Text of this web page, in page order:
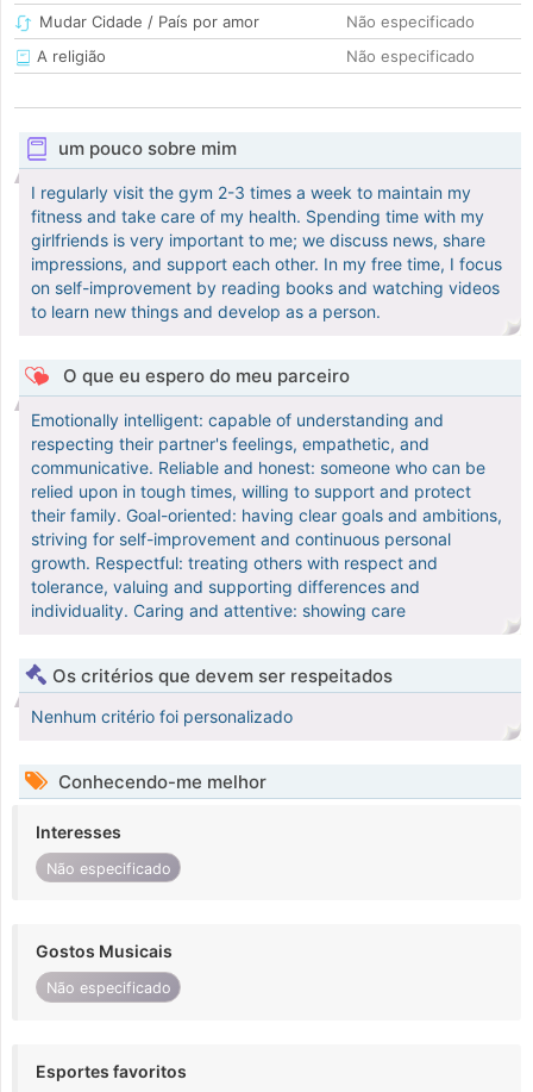
Mudar Cidade / País por amor
Não especificado
A religião
Não especificado
um pouco sobre mim
I regularly visit the gym 2-3 times a week to maintain my
fitness and take care of my health. Spending time with my
girlfriends is very important to me; we discuss news, share
impressions, and support each other. In my free time, I focus
on self-improvement by reading books and watching videos
to learn new things and develop as a person.
O que eu espero do meu parceiro
Emotionally intelligent: capable of understanding and
respecting their partner's feelings, empathetic, and
communicative. Reliable and honest: someone who can be
relied upon in tough times, willing to support and protect
their family. Goal-oriented: having clear goals and ambitions,
striving for self-improvement and continuous personal
growth. Respectful: treating others with respect and
tolerance, valuing and supporting differences and
individuality. Caring and attentive: showing care
Os critérios que devem ser respeitados
Nenhum critério foi personalizado
Conhecendo-me melhor
Interesses
Não especificado
Gostos Musicais
Não especificado
Esportes favoritos